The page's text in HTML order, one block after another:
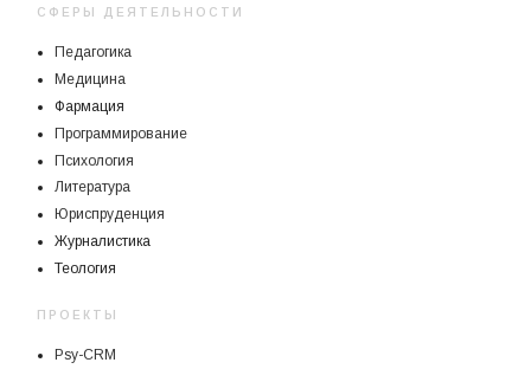
СФЕРЫ ДЕЯТЕЛЬНОСТИ
Педагогика
Медицина
Фармация
Программирование
Психология
Литература
Юриспруденция
Журналистика
Теология
ПРОЕКТЫ
Psy-CRM